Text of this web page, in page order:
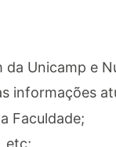
Unicamp e
informações
Faculdade;